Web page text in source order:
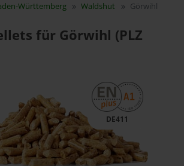
Württemberg Waldshut Görwihl
für Görwihl (PLZ
DE411